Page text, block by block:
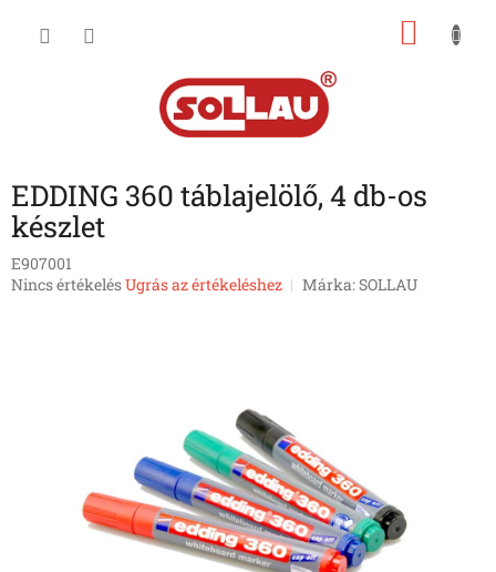
EDDING 360 táblajelölő, 4 db-os
készlet
E907001
A
Nincs értékelésUgrás az értékeléshez Márka:SOLLAU